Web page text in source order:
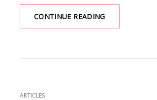
CONTINUE READINGEINE
ARMENISCHE
ERINNERT
CAT
ARTICLES